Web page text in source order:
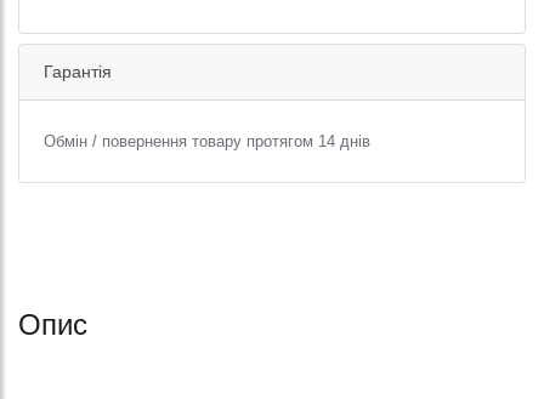
Гарантія
Обмін / повернення товару протягом 14 днів
Опис